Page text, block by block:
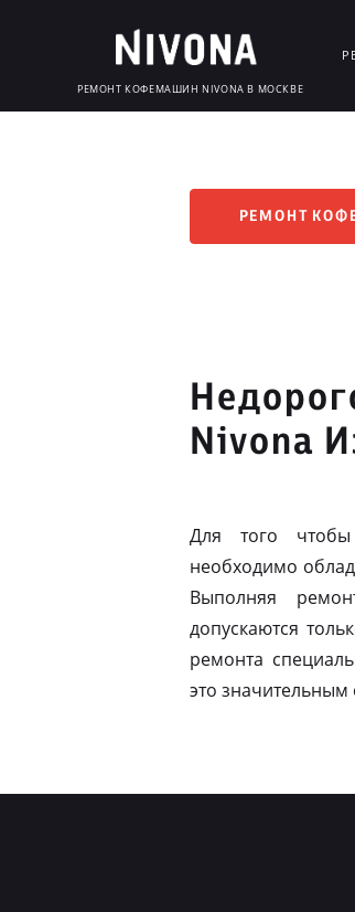
РЕМОНТ КОФЕМАШИН NIVONA В МОСКВЕ
РЕМОНТ
Nivona
Для того чтобы
необходимо
Выполняя
допускаются
ремонта
это